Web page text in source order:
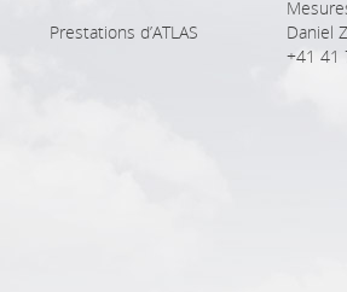
Prestations d’ATLAS
Daniel
+41 41